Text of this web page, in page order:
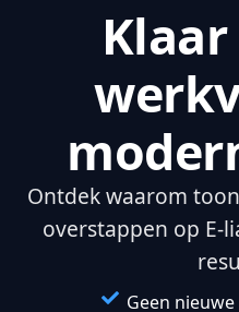
Ontdek waarom
overstappen op E-
Geen